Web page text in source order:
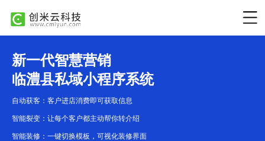
新一代智慧营销
临澧县私域小程序系统
自动获客：客户进店消费即可获取信息
智能裂变：让每个客户都主动帮你转介绍
智能装修：一键切换模板，可视化装修界面